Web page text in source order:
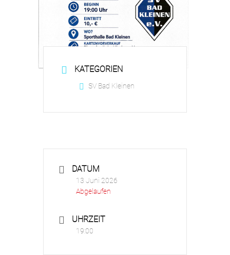
KATEGORIEN
SV Bad Kleinen
DATUM
13 Juni 2026
Abgelaufen
UHRZEIT
19:00